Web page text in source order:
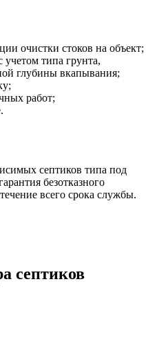
очистки стоков на объект;
учетом типа грунта,
глубины вкапывания;
работ;
септиков типа под
безотказного
всего срока службы.
септиков